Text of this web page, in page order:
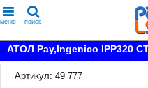
меню поиск
АТОЛ Pay,Ingenico IPP320
Артикул: 49 777